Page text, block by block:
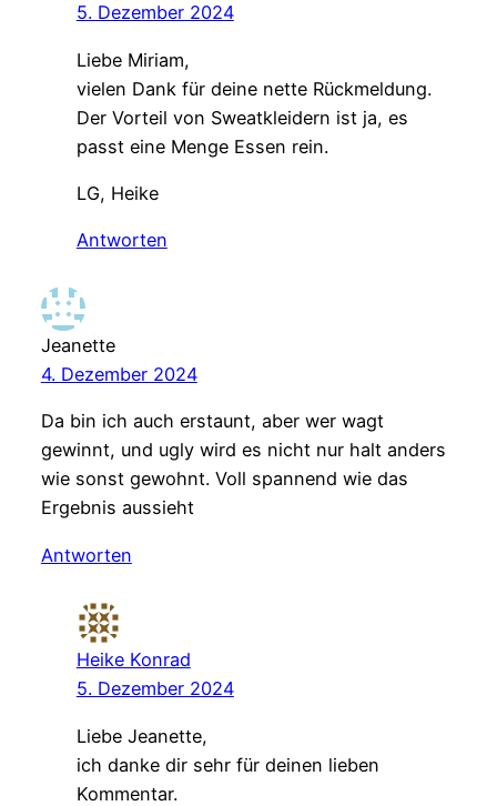
5. Dezember 2024
Liebe Miriam,
vielen Dank für deine nette Rückmeldung.
Der Vorteil von Sweatkleidern ist ja, es
passt eine Menge Essen rein.
LG, Heike
Antworten
Jeanette
4. Dezember 2024
Da bin ich auch erstaunt, aber wer wagt
gewinnt, und ugly wird es nicht nur halt anders
wie sonst gewohnt. Voll spannend wie das
Ergebnis aussieht
Antworten
Heike Konrad
5. Dezember 2024
Liebe Jeanette,
ich danke dir sehr für deinen lieben
Kommentar.